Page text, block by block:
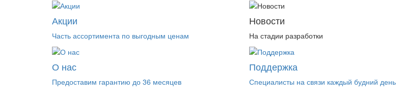
Акции
Часть ассортимента по выгодным ценам
Новости
На стадии разработки
О нас
Предоставим гарантию до 36 месяцев
Поддержка
Специалисты на связи каждый будний день